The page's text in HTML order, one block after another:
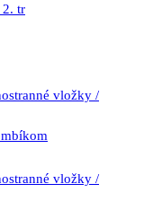
2. tr
vložky /
vložky /